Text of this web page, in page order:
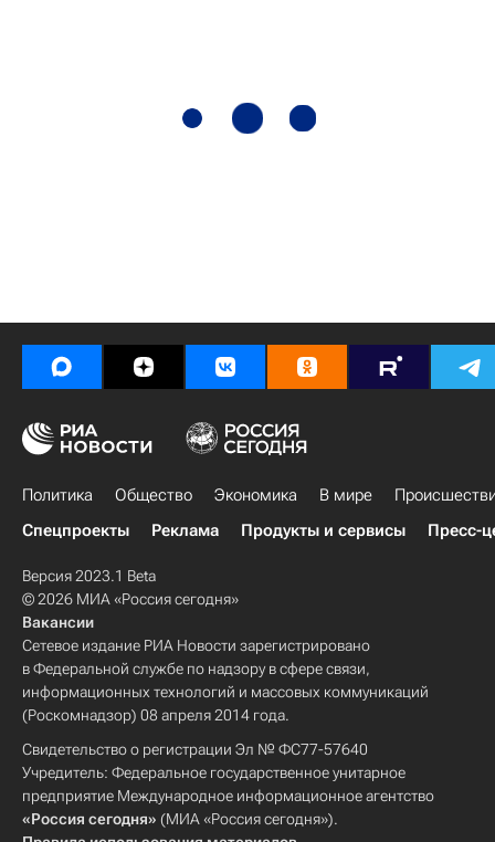
Политика Общество Экономика В мире
Спецпроекты
Реклама Продукты и сервисы Пресс-
Версия 2023.1 Beta
© 2026 МИА «Россия сегодня»
Вакансии
Сетевое издание РИА Новости зарегистрировано
в Федеральной службе по надзору в сфере связи,
информационных технологий и массовых коммуникаций
(Роскомнадзор) 08 апреля 2014 года.
Свидетельство о регистрации Эл № ФС77-57640
Учредитель: Федеральное государственное унитарное
предприятие Международное информационное агентство
«Россия сегодня» (МИА «Россия сегодня»).